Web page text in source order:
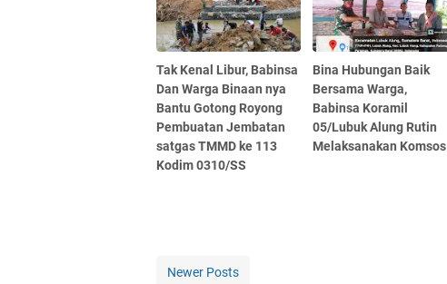
Tak Kenal Libur, Babinsa
Dan Warga Binaan nya
Bantu Gotong Royong
Pembuatan Jembatan
satgas TMMD ke 113
Kodim 0310/SS
Bina Hubungan Baik
Bersama Warga,
Babinsa Koramil
05/Lubuk Alung Rutin
Melaksanakan Komsos
Newer Posts